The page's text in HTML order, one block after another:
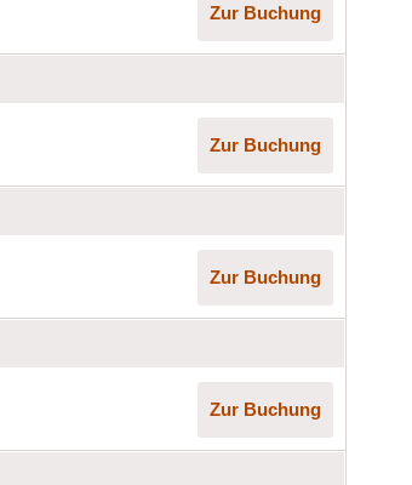
Zur Buchung
Zur Buchung
Zur Buchung
Zur Buchung